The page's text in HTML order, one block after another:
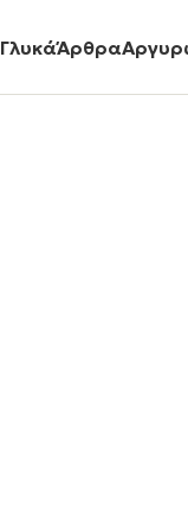
ΓλυκάΆρθρα